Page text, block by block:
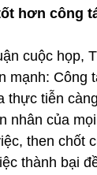
hơn công
cuộc họp,
mạnh: Công
thực tiễn
nhân của
then chốt
thành bại